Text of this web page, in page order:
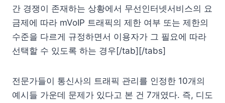
간 경쟁이 존재하는 상황에서 무선인터넷서비스의 요
금제에 따라 mVoIP 트래픽의 제한 여부 또는 제한의
수준을 다르게 규정하면서 이용자가 그 필요에 따라
선택할 수 있도록 하는 경우[/tab][/tabs]
전문가들이 통신사의 트래픽 관리를 인정한 10개의
예시들 가운데 문제가 있다고 본 건 7개였다. 즉, 디도